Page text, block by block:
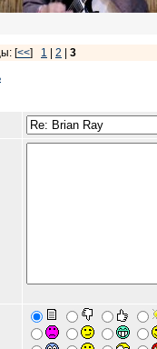
[<<] 1 2
3